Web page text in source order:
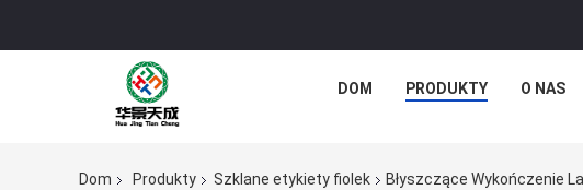
DOM PRODUKTY O NAS
Dom Produkty Szklane etykiety fiolek Błyszczące Wykończenie